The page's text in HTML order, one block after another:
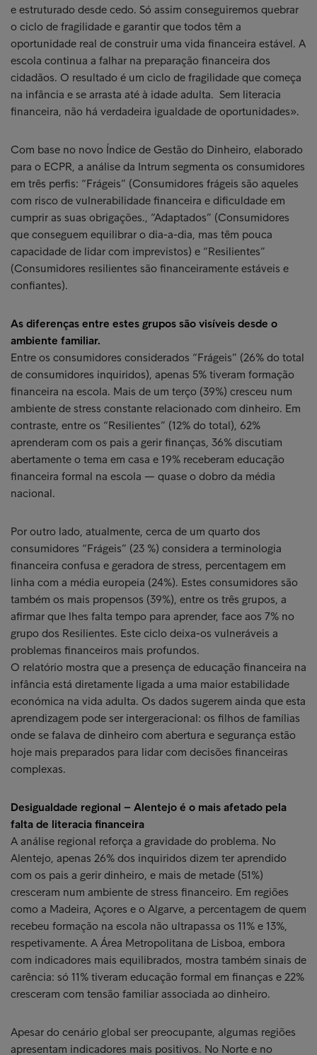
e estruturado desde cedo. Só assim conseguiremos quebrar
o ciclo de fragilidade e garantir que todos têm a
oportunidade real de construir uma vida financeira estável. A
escola continua a falhar na preparação financeira dos
cidadãos. O resultado é um ciclo de fragilidade que começa
na infância e se arrasta até à idade adulta. Sem literacia
financeira, não há verdadeira igualdade de oportunidades».
Com base no novo Índice de Gestão do Dinheiro, elaborado
para o ECPR, a análise da Intrum segmenta os consumidores
em três perfis: “Frágeis” (Consumidores frágeis são aqueles
com risco de vulnerabilidade financeira e dificuldade em
cumprir as suas obrigações., “Adaptados” (Consumidores
que conseguem equilibrar o dia-a-dia, mas têm pouca
capacidade de lidar com imprevistos) e “Resilientes”
(Consumidores resilientes são financeiramente estáveis e
confiantes).
As diferenças entre estes grupos são visíveis desde o
ambiente familiar.
Entre os consumidores considerados “Frágeis” (26% do total
de consumidores inquiridos), apenas 5% tiveram formação
financeira na escola. Mais de um terço (39%) cresceu num
ambiente de stress constante relacionado com dinheiro. Em
contraste, entre os “Resilientes” (12% do total), 62%
aprenderam com os pais a gerir finanças, 36% discutiam
abertamente o tema em casa e 19% receberam educação
financeira formal na escola — quase o dobro da média
nacional.
Por outro lado, atualmente, cerca de um quarto dos
consumidores “Frágeis” (23 %) considera a terminologia
financeira confusa e geradora de stress, percentagem em
linha com a média europeia (24%). Estes consumidores são
também os mais propensos (39%), entre os três grupos, a
afirmar que lhes falta tempo para aprender, face aos 7% no
grupo dos Resilientes. Este ciclo deixa-os vulneráveis a
problemas financeiros mais profundos.
O relatório mostra que a presença de educação financeira na
infância está diretamente ligada a uma maior estabilidade
económica na vida adulta. Os dados sugerem ainda que esta
aprendizagem pode ser intergeracional: os filhos de famílias
onde se falava de dinheiro com abertura e segurança estão
hoje mais preparados para lidar com decisões financeiras
complexas.
Desigualdade regional – Alentejo é o mais afetado pela
falta de literacia financeira
A análise regional reforça a gravidade do problema. No
Alentejo, apenas 26% dos inquiridos dizem ter aprendido
com os pais a gerir dinheiro, e mais de metade (51%)
cresceram num ambiente de stress financeiro. Em regiões
como a Madeira, Açores e o Algarve, a percentagem de quem
recebeu formação na escola não ultrapassa os 11% e 13%,
respetivamente. A Área Metropolitana de Lisboa, embora
com indicadores mais equilibrados, mostra também sinais de
carência: só 11% tiveram educação formal em finanças e 22%
cresceram com tensão familiar associada ao dinheiro.
Apesar do cenário global ser preocupante, algumas regiões
apresentam indicadores mais positivos. No Norte e no